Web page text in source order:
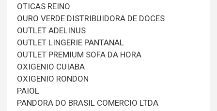
OTICAS REINO
OURO VERDE DISTRIBUIDORA DE DOCES
OUTLET ADELINUS
OUTLET LINGERIE PANTANAL
OUTLET PREMIUM SOFA DA HORA
OXIGENIO CUIABA
OXIGENIO RONDON
PAIOL
PANDORA DO BRASIL COMERCIO LTDA